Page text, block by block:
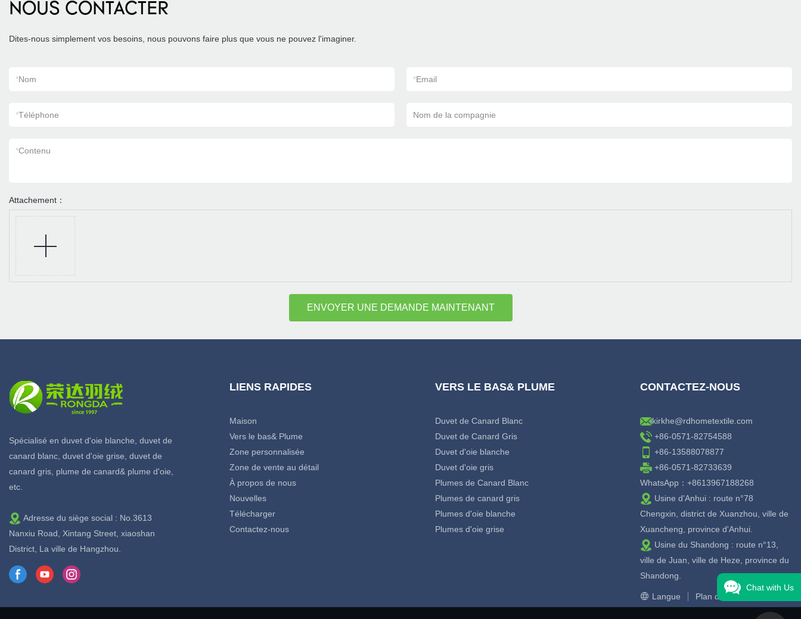
NOUS CONTACTER
Dites-nous simplement vos besoins, nous pouvons faire plus que vous ne pouvez l'imaginer.
*Nom *Email
*Téléphone Nom de la compagnie
*Contenu
Attachement：
ENVOYER UNE DEMANDE MAINTENANT
Spécialisé en duvet d'oie blanche, duvet de
canard blanc, duvet d'oie grise, duvet de
canard gris, plume de canard& plume d'oie,
etc.
Adresse du siège social : No.3613
Nanxiu Road, Xintang Street, xiaoshan
District, La ville de Hangzhou.
LIENS RAPIDES
Maison
Vers le bas& Plume
Zone personnalisée
Zone de vente au détail
À propos de nous
Nouvelles
Télécharger
Contactez-nous
VERS LE BAS& PLUME
Duvet de Canard Blanc
Duvet de Canard Gris
Duvet d'oie blanche
Duvet d'oie gris
Plumes de Canard Blanc
Plumes de canard gris
Plumes d'oie blanche
Plumes d'oie grise
CONTACTEZ-NOUS
kirkhe@rdhometextile.com
+86-0571-82754588
+86-13588078877
+86-0571-82733639
WhatsApp：+8613967188268
Usine d'Anhui : route n°78
Chengxin, district de Xuanzhou, ville de
Xuancheng, province d'Anhui.
Usine du Shandong : route n°13,
ville de Juan, ville de Heze, province du
Shandong.
Langue Plan du site
Chat with Us